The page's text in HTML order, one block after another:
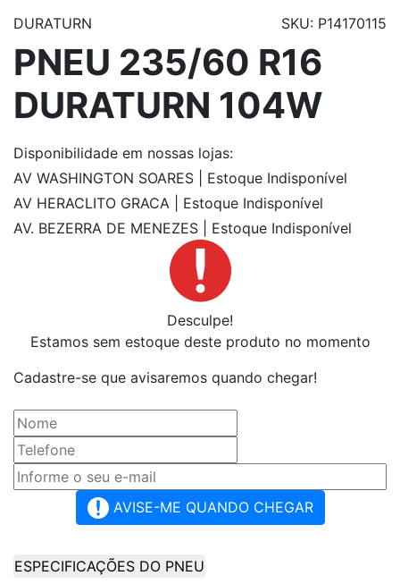
DURATURN SKU: P14170115
PNEU 235/60 R16
DURATURN 104W
Disponibilidade em nossas lojas:
AV WASHINGTON SOARES | Estoque Indisponível
AV HERACLITO GRACA | Estoque Indisponível
AV. BEZERRA DE MENEZES | Estoque Indisponível
Desculpe!
Estamos sem estoque deste produto no momento
Cadastre-se que avisaremos quando chegar!
AVISE-ME QUANDO CHEGAR
ESPECIFICAÇÕES DO PNEU